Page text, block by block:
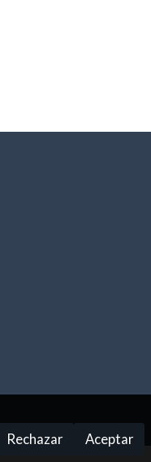
Rechazar Aceptar